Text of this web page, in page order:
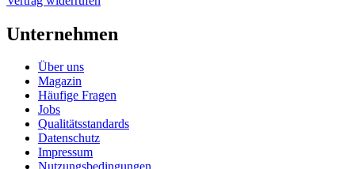
Unternehmen
Über uns
Magazin
Häufige Fragen
Jobs
Qualitätsstandards
Datenschutz
Impressum